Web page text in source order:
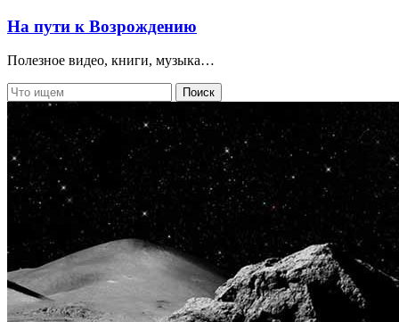
На пути к Возрождению
Полезное видео, книги, музыка…